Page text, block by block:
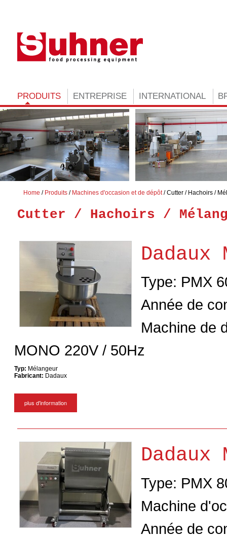
PRODUITS ENTREPRISE INTERNATIONAL
Home Produits Machines d'occasion et de dépôt Cutter / Hachoirs /
Cutter / Hachoirs /
Dadaux
Type: PMX
Année de
Machine de
MONO 220V / 50Hz
Typ: Mélangeur
Fabricant: Dadaux
plus d'information
Type: PMX
Machine
Année de